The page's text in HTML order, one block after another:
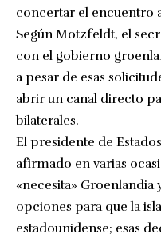
concertar el encuentro
Según Motzfeldt, el
con el gobierno
a pesar de esas
abrir un canal directo
bilaterales.
El presidente de
afirmado en varias
«necesita»
opciones para que la
estadounidense; esas